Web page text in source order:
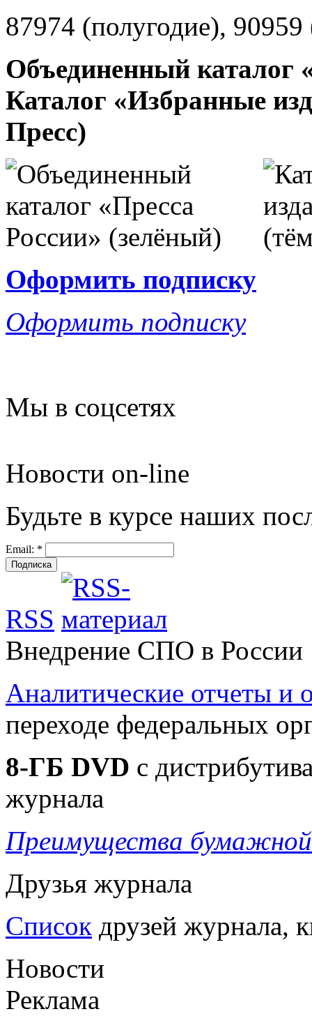
87974 (полугодие), 90959
Объединенный каталог
Каталог «Избранные
Пресс)
Оформить подписку
Оформить подписку
Мы в соцсетях
Новости on-line
Будьте в курсе наших
Email: *
RSS
Внедрение СПО в России
Аналитические отчеты и
переходе федеральных
8-ГБ DVD c
журнала
Преимущества
Друзья журнала
Список друзей журнала,
Новости
Реклама